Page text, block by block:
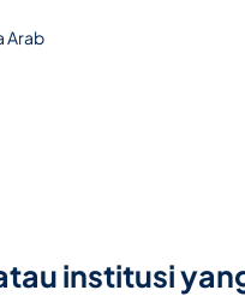
Arab
institusi